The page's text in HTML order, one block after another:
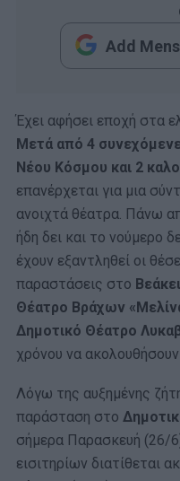
Add
Έχει αφήσει εποχή στα
Μετά από 4
Νέου Κόσμου και 2
επανέρχεται για μια
ανοιχτά θέατρα. Πάνω
ήδη δει και το νούμερο
έχουν εξαντληθεί οι
παραστάσεις στο
Θέατρο Βράχων
Δημοτικό Θέατρο
χρόνου να
Λόγω της αυξημένης
παράσταση στο
σήμερα Παρασκευή (26/
εισιτηρίων διατίθεται